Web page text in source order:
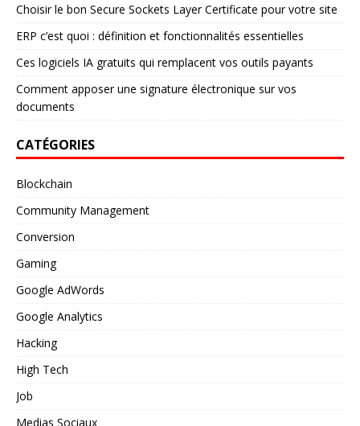
Choisir le bon Secure Sockets Layer Certificate pour votre site
ERP c’est quoi : définition et fonctionnalités essentielles
Ces logiciels IA gratuits qui remplacent vos outils payants
Comment apposer une signature électronique sur vos
documents
CATÉGORIES
Blockchain
Community Management
Conversion
Gaming
Google AdWords
Google Analytics
Hacking
High Tech
Job
Medias Sociaux